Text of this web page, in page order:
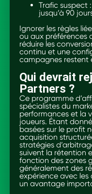
Trafic suspect
jusqu’à 90
Ignorer les règles
ou aux préférences
réduire les
continu et une
campagnes restent
Qui devrait
Partners ?
Ce programme
spécialistes du
performances et la
joueurs. Étant
basées sur le profit
acquisition
stratégies
suivent la rétention
fonction des zones
généralement des
expérience avec
un avantage